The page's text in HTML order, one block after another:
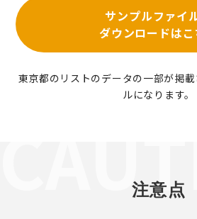
サンプルファイ
ダウンロードはこ
東京都のリストのデータの一部が掲
ルになります。
注意点